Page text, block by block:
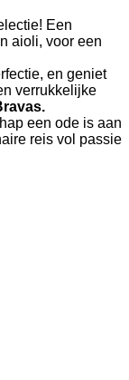
Een
aioli, voor een
en geniet
verrukkelijke
een ode is aan
reis vol passie